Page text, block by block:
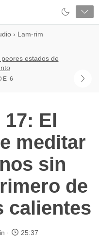
› Lam-rim
estados de
6
El
meditar
sin
de
calientes
25:37